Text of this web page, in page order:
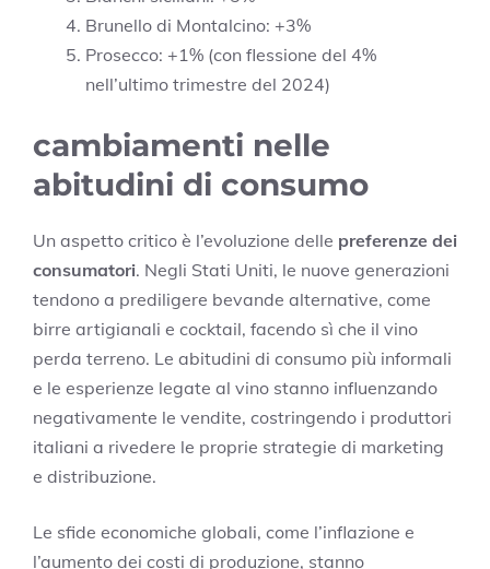
Brunello di Montalcino: +3%
Prosecco: +1% (con flessione del 4%
nell’ultimo trimestre del 2024)
cambiamenti nelle
abitudini di consumo
Un aspetto critico è l’evoluzione delle preferenze dei
consumatori. Negli Stati Uniti, le nuove generazioni
tendono a prediligere bevande alternative, come
birre artigianali e cocktail, facendo sì che il vino
perda terreno. Le abitudini di consumo più informali
e le esperienze legate al vino stanno influenzando
negativamente le vendite, costringendo i produttori
italiani a rivedere le proprie strategie di marketing
e distribuzione.
Le sfide economiche globali, come l’inflazione e
l’aumento dei costi di produzione, stanno